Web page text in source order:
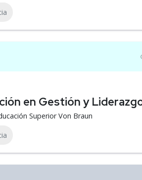
en Gestión y
Superior Von Braun